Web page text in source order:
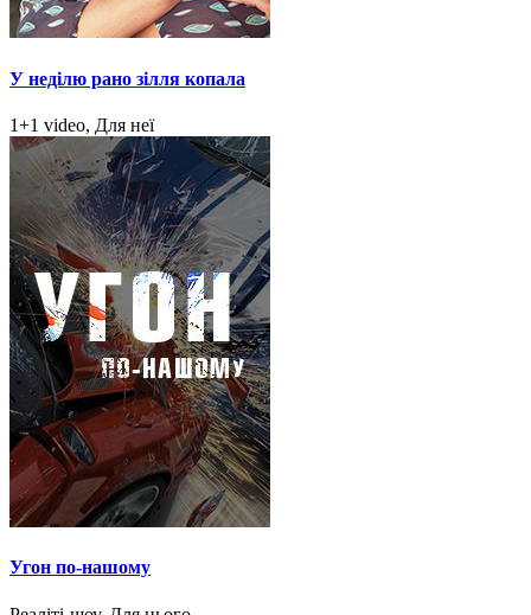
У неділю рано зілля копала
1+1 video, Для неї
Угон по-нашому